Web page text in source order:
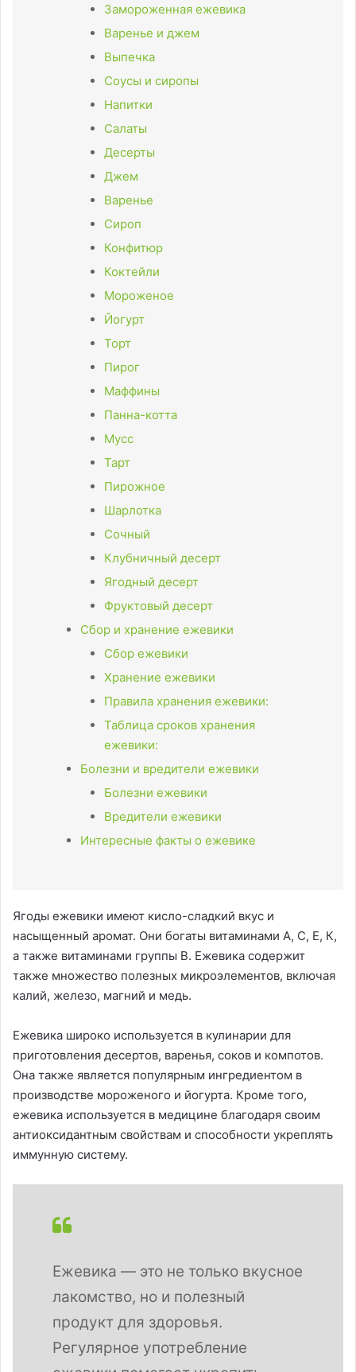
Замороженная ежевика
Варенье и джем
Выпечка
Соусы и сиропы
Напитки
Салаты
Десерты
Джем
Варенье
Сироп
Конфитюр
Коктейли
Мороженое
Йогурт
Торт
Пирог
Маффины
Панна-котта
Мусс
Тарт
Пирожное
Шарлотка
Сочный
Клубничный десерт
Ягодный десерт
Фруктовый десерт
Сбор и хранение ежевики
Сбор ежевики
Хранение ежевики
Правила хранения ежевики:
Таблица сроков хранения
ежевики:
Болезни и вредители ежевики
Болезни ежевики
Вредители ежевики
Интересные факты о ежевике
Ягоды ежевики имеют кисло-сладкий вкус и
насыщенный аромат. Они богаты витаминами А, С, Е, К,
а также витаминами группы В. Ежевика содержит
также множество полезных микроэлементов, включая
калий, железо, магний и медь.
Ежевика широко используется в кулинарии для
приготовления десертов, варенья, соков и компотов.
Она также является популярным ингредиентом в
производстве мороженого и йогурта. Кроме того,
ежевика используется в медицине благодаря своим
антиоксидантным свойствам и способности укреплять
иммунную систему.
Ежевика — это не только вкусное
лакомство, но и полезный
продукт для здоровья.
Регулярное употребление